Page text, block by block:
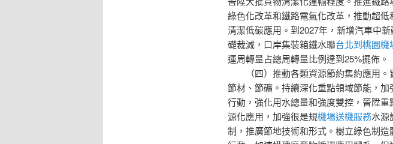
綠色化改革和鐵路電氣化改革，推動超
清潔低碳應用。到2027年，新增汽車中
礎裁減，口岸集裝箱鐵水聯台北到桃園機
運周轉量占總周轉量比例達到25%擺佈。
（四）推動各類資源節約集約應用
節材、節礦。持續深化重點領域節能，
行動，強化用水總量和強度雙控，晉陞
源化應用，加強很是規機場送機服務水源
制，推廣節地技術和形式。樹立綠色制